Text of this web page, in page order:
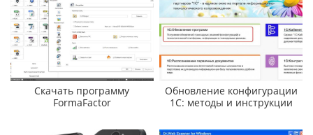
Скачать программу
FormaFactor
Обновление конфигурации
1С: методы и инструкции